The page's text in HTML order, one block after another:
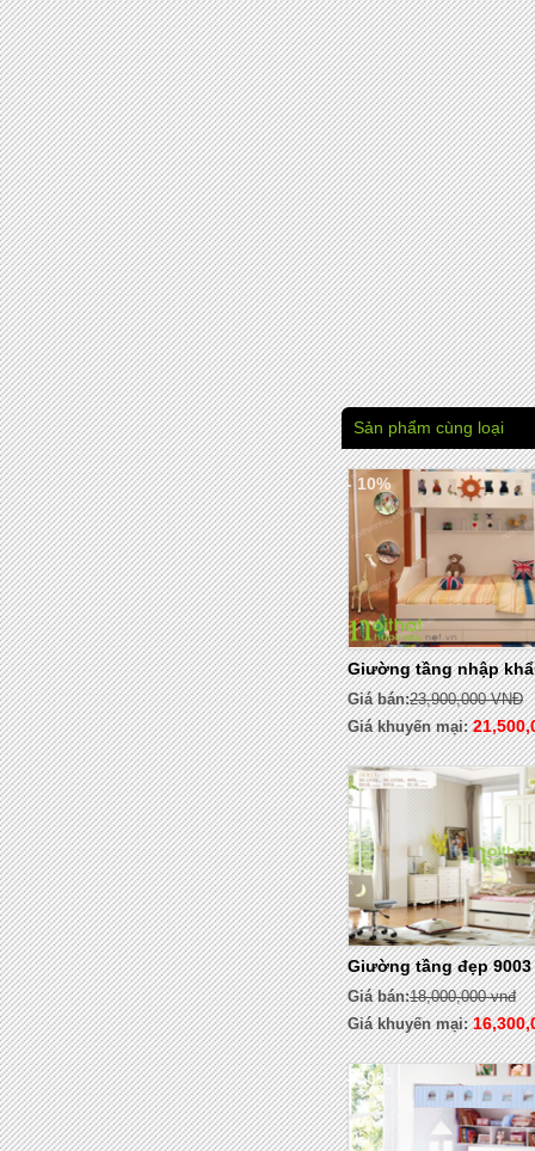
Sản phẩm cùng loại
- 10%
Giường tầng nhập
Giá bán:23,900,000 VNĐ
Giá khuyến mại:
Giường tầng đẹp 9003
Giá bán:18,000,000 vnđ
Giá khuyến mại:
- 10%